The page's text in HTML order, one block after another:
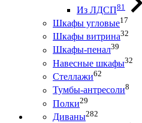
Из ЛДСП81
Шкафы угловые17
Шкафы витрина32
Шкафы-пенал39
Навесные шкафы32
Стеллажи62
Тумбы-антресоли8
Полки29
Диваны282